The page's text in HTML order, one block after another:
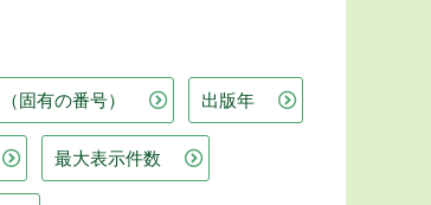
固有の番号） 出版年
最大表示件数